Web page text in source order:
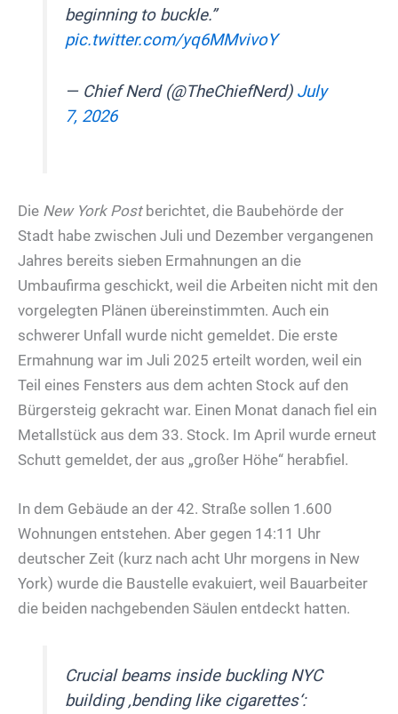
beginning to buckle.”
pic.twitter.com/yq6MMvivoY
— Chief Nerd (@TheChiefNerd) July
7, 2026
Die New York Postberichtet, die Baubehörde der
Stadt habe zwischen Juli und Dezember vergangenen
Jahres bereits sieben Ermahnungen an die
Umbaufirma geschickt, weil die Arbeiten nicht mit den
vorgelegten Plänen übereinstimmten. Auch ein
schwerer Unfall wurde nicht gemeldet. Die erste
Ermahnung war im Juli 2025 erteilt worden, weil ein
Teil eines Fensters aus dem achten Stock auf den
Bürgersteig gekracht war. Einen Monat danach fiel ein
Metallstück aus dem 33. Stock. Im April wurde erneut
Schutt gemeldet, der aus „großer Höhe“ herabfiel.
In dem Gebäude an der 42. Straße sollen 1.600
Wohnungen entstehen. Aber gegen 14:11 Uhr
deutscher Zeit (kurz nach acht Uhr morgens in New
York) wurde die Baustelle evakuiert, weil Bauarbeiter
die beiden nachgebenden Säulen entdeckt hatten.
Crucial beams inside buckling NYC
building ‚bending like cigarettes‘: